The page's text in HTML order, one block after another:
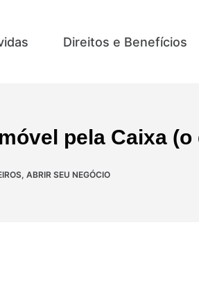
Direitos e Benefícios
pela Caixa
, ABRIR SEU NEGÓCIO